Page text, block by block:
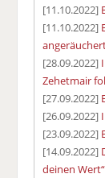
[11.10.2022]
[11.10.2022]
[28.09.2022]
Zehetmair
[27.09.2022]
[26.09.2022]
[23.09.2022]
[14.09.2022]
deinen